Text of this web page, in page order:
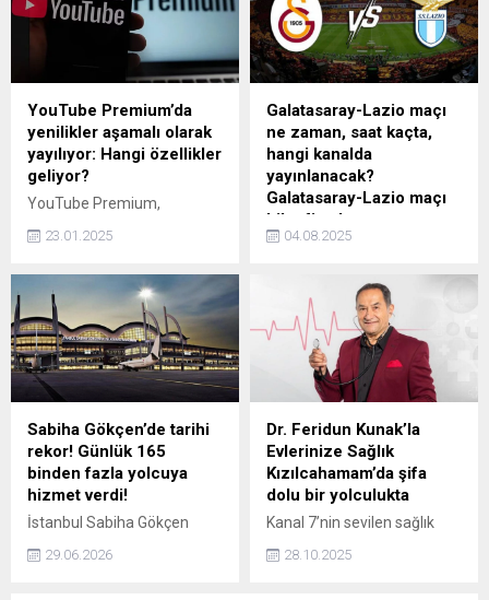
bağımlılıkla mücadele gibi
alanlarda çeşitli projeleri
söyleyerek, 'Bana kimse
üvey evlat muamelesi
yapamaz' dedi.
YouTube Premium’da
yenilikler aşamalı olarak
yayılıyor: Hangi özellikler
geliyor?
YouTube Premium,
deneyim sunmak için yeni
kaliteli ses, iOS için Resim
içinde Resim (PiP), Akıllı
İndirmeler ve web
sürümünde “öne atla” gibi
avantajlarla öne çıkıyor.
23.01.2025
Galatasaray-Lazio maçı
ne zaman, saat kaçta,
hangi kanalda
yayınlanacak?
Galatasaray-Lazio maçı
bilet fiyatları
Galatasaray ile Lazio,
paylaşacak. Taraftarın
merakla beklediği
Galatasaray-Lazio maçı
saat kaçta, hangi kanalda,
şifresiz mi? İşte dev
mücadelenin yayın bilgileri
ve tüm detaylar…
04.08.2025
Sabiha Gökçen’de tarihi
rekor! Günlük 165
binden fazla yolcuya
hizmet verdi!
İstanbul Sabiha Gökçen
Havalimanı, dün 165 bin 473
29.06.2026
Dr. Feridun Kunak’la
Evlerinize Sağlık
Kızılcahamam’da şifa
dolu bir yolculukta
Kanal 7’nin sevilen sağlık
Kunak’la Evlerinize Sağlık,
28.10.2025